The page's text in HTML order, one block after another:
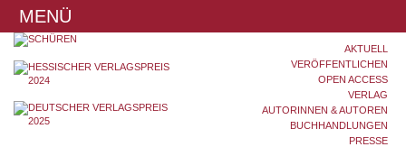
MENÜ
AKTUELL
VERÖFFENTLICHEN
OPEN ACCESS
VERLAG
AUTORINNEN & AUTOREN
BUCHHANDLUNGEN
PRESSE